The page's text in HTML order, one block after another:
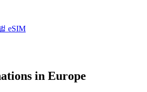
eSIM
in Europe